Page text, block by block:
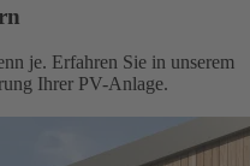
je. Erfahren Sie in unserem
Ihrer PV-Anlage.